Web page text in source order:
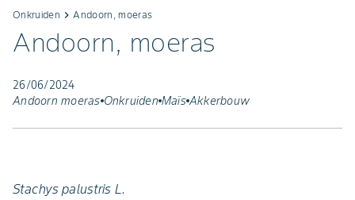
Onkruiden keyboard_arrow_rightAndoorn, moeras
Andoorn, moeras
26/06/2024
Andoorn moeras Onkruiden Maïs Akkerbouw
Stachys palustris L.